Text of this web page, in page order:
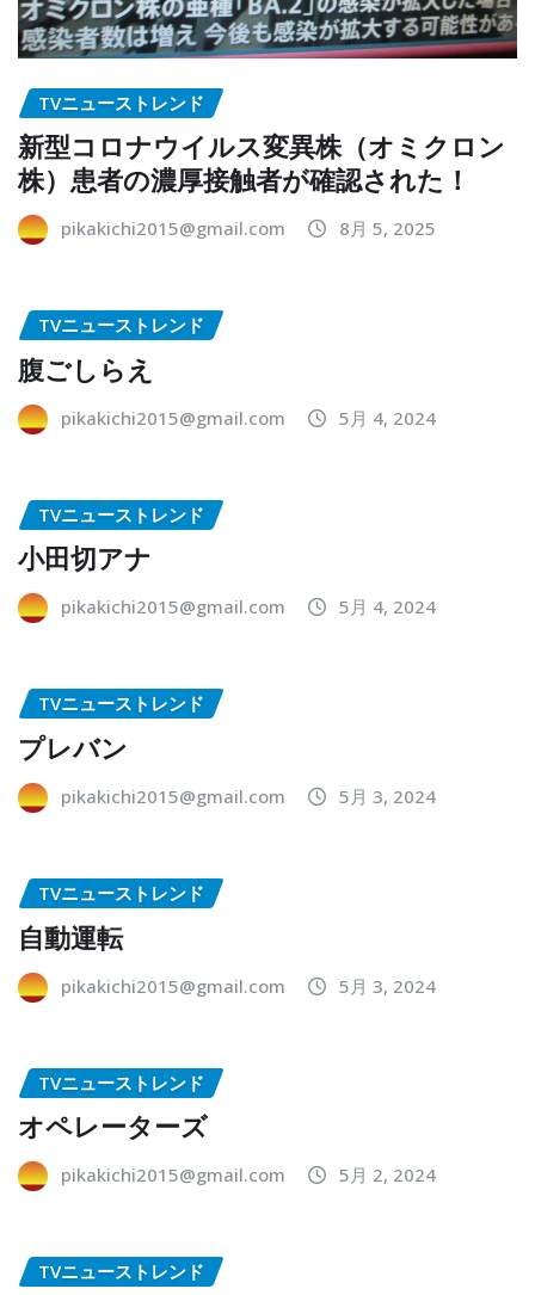
TVニューストレンド
新型コロナウイルス変異株（オミクロン
株）患者の濃厚接触者が確認された！
pikakichi2015@gmail.com 8月 5, 2025
TVニューストレンド
腹ごしらえ
pikakichi2015@gmail.com 5月 4, 2024
TVニューストレンド
小田切アナ
pikakichi2015@gmail.com 5月 4, 2024
TVニューストレンド
プレバン
pikakichi2015@gmail.com 5月 3, 2024
TVニューストレンド
自動運転
pikakichi2015@gmail.com 5月 3, 2024
TVニューストレンド
オペレーターズ
pikakichi2015@gmail.com 5月 2, 2024
TVニューストレンド